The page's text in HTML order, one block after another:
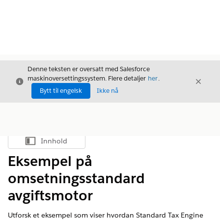
Avslutt
Denne teksten er oversatt med Salesforce
maskinoversettingssystem. Flere detaljer her.
Bytt til engelsk
Ikke nå
Avslutt
Vis innholdsfortegnelse
Innhold
Eksempel på
omsetningsstandard
avgiftsmotor
Utforsk et eksempel som viser hvordan Standard Tax Engine